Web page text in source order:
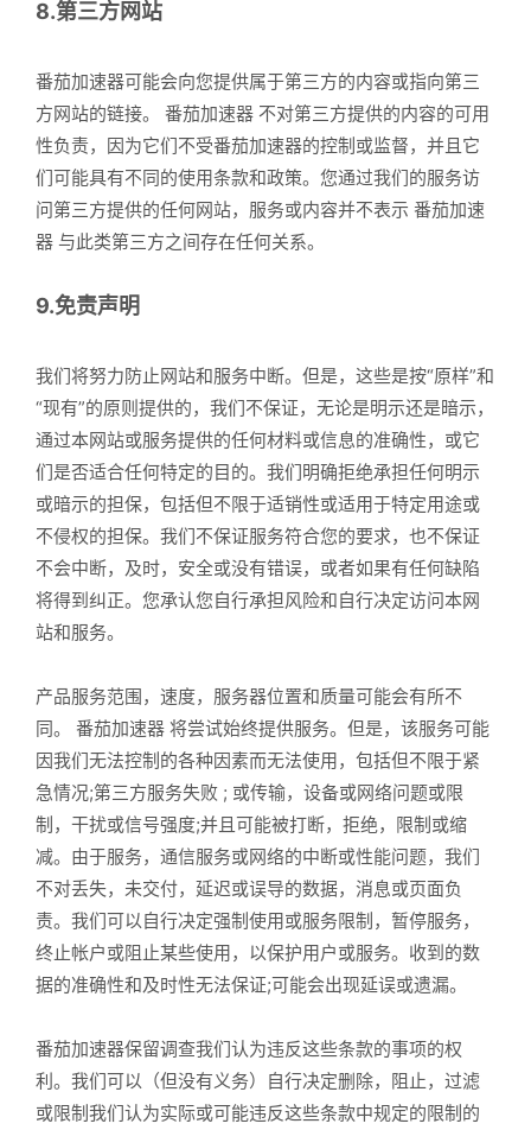
8.第三方网站
番茄加速器可能会向您提供属于第三方的内容或指向第三
方网站的链接。 番茄加速器 不对第三方提供的内容的可用
性负责，因为它们不受番茄加速器的控制或监督，并且它
们可能具有不同的使用条款和政策。您通过我们的服务访
问第三方提供的任何网站，服务或内容并不表示 番茄加速
器 与此类第三方之间存在任何关系。
9.免责声明
我们将努力防止网站和服务中断。但是，这些是按“原样”和
“现有”的原则提供的，我们不保证，无论是明示还是暗示，
通过本网站或服务提供的任何材料或信息的准确性，或它
们是否适合任何特定的目的。我们明确拒绝承担任何明示
或暗示的担保，包括但不限于适销性或适用于特定用途或
不侵权的担保。我们不保证服务符合您的要求，也不保证
不会中断，及时，安全或没有错误，或者如果有任何缺陷
将得到纠正。您承认您自行承担风险和自行决定访问本网
站和服务。
产品服务范围，速度，服务器位置和质量可能会有所不
同。 番茄加速器 将尝试始终提供服务。但是，该服务可能
因我们无法控制的各种因素而无法使用，包括但不限于紧
急情况;第三方服务失败 ; 或传输，设备或网络问题或限
制，干扰或信号强度;并且可能被打断，拒绝，限制或缩
减。由于服务，通信服务或网络的中断或性能问题，我们
不对丢失，未交付，延迟或误导的数据，消息或页面负
责。我们可以自行决定强制使用或服务限制，暂停服务，
终止帐户或阻止某些使用，以保护用户或服务。收到的数
据的准确性和及时性无法保证;可能会出现延误或遗漏。
番茄加速器保留调查我们认为违反这些条款的事项的权
利。我们可以（但没有义务）自行决定删除，阻止，过滤
或限制我们认为实际或可能违反这些条款中规定的限制的